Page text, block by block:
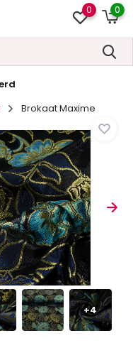
0 0
Brokaat Maxime
+4